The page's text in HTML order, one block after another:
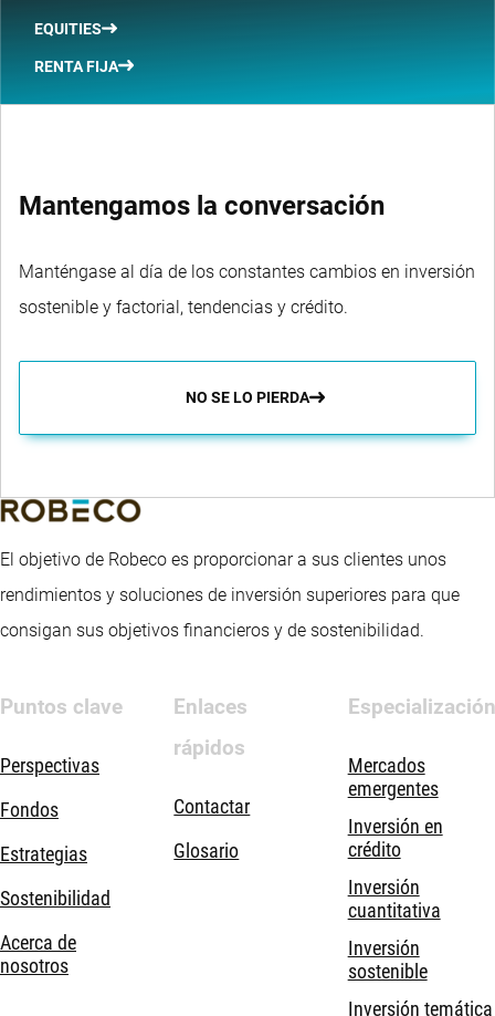
EQUITIES
RENTA FIJA
Mantengamos la conversación
Manténgase al día de los constantes cambios en inversión
sostenible y factorial, tendencias y crédito.
NO SE LO PIERDA
El objetivo de Robeco es proporcionar a sus clientes unos
rendimientos y soluciones de inversión superiores para que
consigan sus objetivos financieros y de sostenibilidad.
Puntos clave
Perspectivas
Fondos
Estrategias
Sostenibilidad
Acerca de
nosotros
Enlaces
rápidos
Contactar
Glosario
Especialización
Mercados
emergentes
Inversión en
crédito
Inversión
cuantitativa
Inversión
sostenible
Inversión temática